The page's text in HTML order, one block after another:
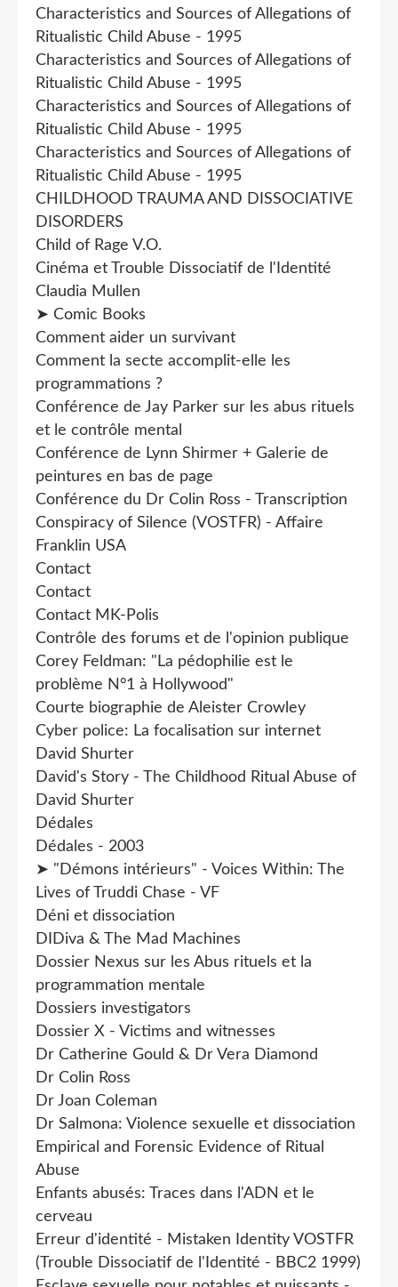
Characteristics and Sources of Allegations of
Ritualistic Child Abuse - 1995
Characteristics and Sources of Allegations of
Ritualistic Child Abuse - 1995
Characteristics and Sources of Allegations of
Ritualistic Child Abuse - 1995
Characteristics and Sources of Allegations of
Ritualistic Child Abuse - 1995
CHILDHOOD TRAUMA AND DISSOCIATIVE
DISORDERS
Child of Rage V.O.
Cinéma et Trouble Dissociatif de l'Identité
Claudia Mullen
➤ Comic Books
Comment aider un survivant
Comment la secte accomplit-elle les
programmations ?
Conférence de Jay Parker sur les abus rituels
et le contrôle mental
Conférence de Lynn Shirmer + Galerie de
peintures en bas de page
Conférence du Dr Colin Ross - Transcription
Conspiracy of Silence (VOSTFR) - Affaire
Franklin USA
Contact
Contact
Contact MK-Polis
Contrôle des forums et de l'opinion publique
Corey Feldman: "La pédophilie est le
problème N°1 à Hollywood"
Courte biographie de Aleister Crowley
Cyber police: La focalisation sur internet
David Shurter
David's Story - The Childhood Ritual Abuse of
David Shurter
Dédales
Dédales - 2003
➤ "Démons intérieurs" - Voices Within: The
Lives of Truddi Chase - VF
Déni et dissociation
DIDiva & The Mad Machines
Dossier Nexus sur les Abus rituels et la
programmation mentale
Dossiers investigators
Dossier X - Victims and witnesses
Dr Catherine Gould & Dr Vera Diamond
Dr Colin Ross
Dr Joan Coleman
Dr Salmona: Violence sexuelle et dissociation
Empirical and Forensic Evidence of Ritual
Abuse
Enfants abusés: Traces dans l'ADN et le
cerveau
Erreur d'identité - Mistaken Identity VOSTFR
(Trouble Dissociatif de l'Identité - BBC2 1999)